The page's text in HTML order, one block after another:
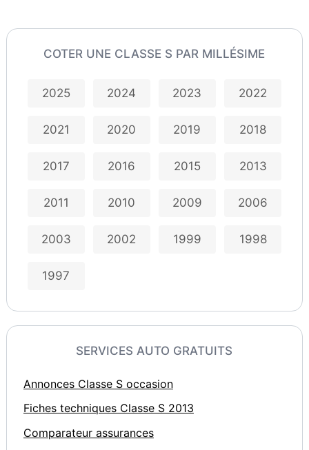
COTER UNE CLASSE S PAR MILLÉSIME
2025 2024 2023 2022
2021 2020 2019 2018
2017 2016 2015 2013
2011 2010 2009 2006
2003 2002 1999 1998
1997
SERVICES AUTO GRATUITS
Annonces Classe S occasion
Fiches techniques Classe S 2013
Comparateur assurances